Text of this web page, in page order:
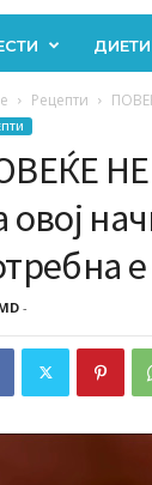
ДИЕТИ
Рецепти
овој
е
-